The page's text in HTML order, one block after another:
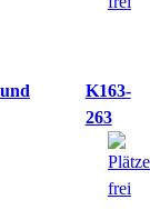
K163-
263